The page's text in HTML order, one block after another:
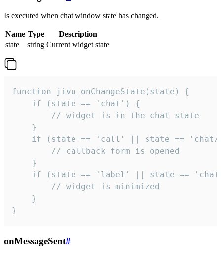
Is executed when chat window state has changed.
Name Type
Description
state
string Current widget state
function jivo_onChangeState(state) {
    if (state == 'chat') {
        // widget is in the chat state
    }
if (state == 'call' || state ==
        // callback form is opened
    }
if (state == 'label' || state ==
        // widget is minimized
    }
}
onMessageSent#